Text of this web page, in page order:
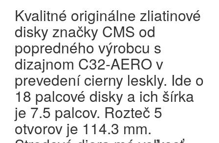
Kvalitné originálne zliatinové
disky značky CMS od
popredného výrobcu s
dizajnom C32-AERO v
prevedení cierny leskly. Ide o
18 palcové disky a ich šírka
je 7.5 palcov. Rozteč 5
otvorov je 114.3 mm.